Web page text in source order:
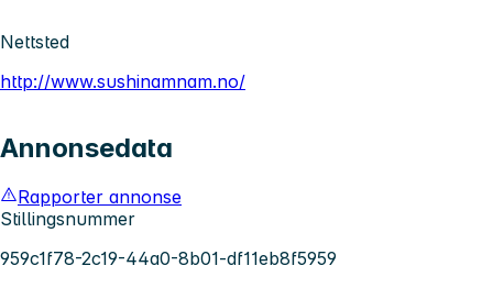
Nettsted
http://www.sushinamnam.no/
Annonsedata
Rapporter annonse
Stillingsnummer
959c1f78-2c19-44a0-8b01-df11eb8f5959